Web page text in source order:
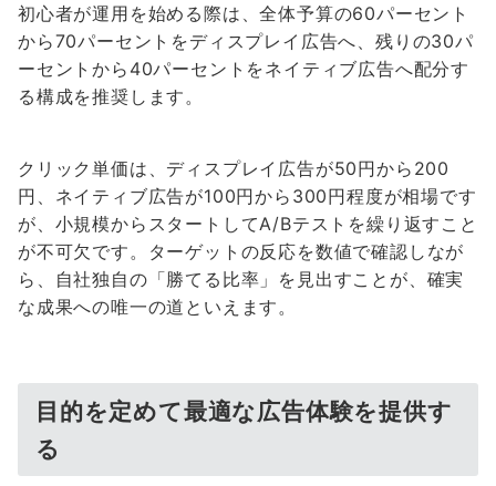
初心者が運用を始める際は、全体予算の60パーセント
から70パーセントをディスプレイ広告へ、残りの30パ
ーセントから40パーセントをネイティブ広告へ配分す
る構成を推奨します。
クリック単価は、ディスプレイ広告が50円から200
円、ネイティブ広告が100円から300円程度が相場です
が、小規模からスタートしてA/Bテストを繰り返すこと
が不可欠です。ターゲットの反応を数値で確認しなが
ら、自社独自の「勝てる比率」を見出すことが、確実
な成果への唯一の道といえます。
目的を定めて最適な広告体験を提供す
る